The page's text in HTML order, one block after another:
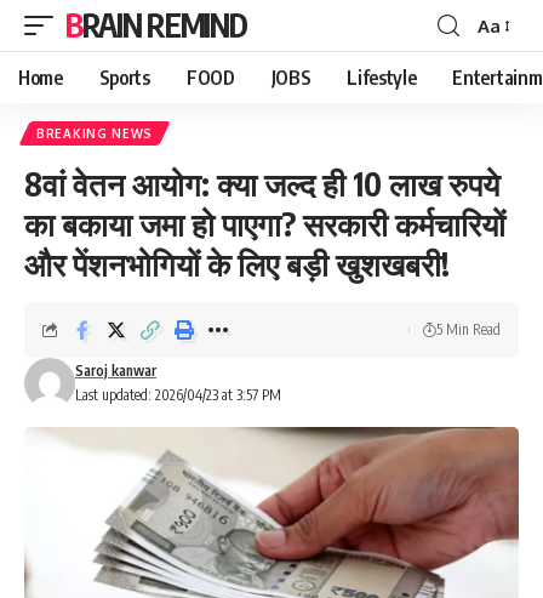
BRAIN REMIND
Font
Resizer
Aa
Home Sports FOOD JOBS Lifestyle
BREAKING NEWS
8वां वेतन आयोग: क्या जल्द ही 10 लाख रुपये
का बकाया जमा हो पाएगा? सरकारी कर्मचारियों
और पेंशनभोगियों के लिए बड़ी खुशखबरी!
Last updated: 2026/04/23 at 3:57 PM
Saroj kanwar
5 Min Read